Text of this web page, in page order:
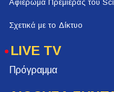
Αφιέρωμα Πρεμιέρας του
Σχετικά με το Δίκτυο
LIVE TV
Πρόγραμμα